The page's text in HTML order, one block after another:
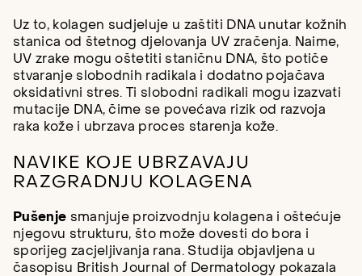
Uz to, kolagen sudjeluje u zaštiti DNA unutar kožnih
stanica od štetnog djelovanja UV zračenja. Naime,
UV zrake mogu oštetiti staničnu DNA, što potiče
stvaranje slobodnih radikala i dodatno pojačava
oksidativni stres. Ti slobodni radikali mogu izazvati
mutacije DNA, čime se povećava rizik od razvoja
raka kože i ubrzava proces starenja kože.
NAVIKE KOJE UBRZAVAJU
RAZGRADNJU KOLAGENA
Pušenje smanjuje proizvodnju kolagena i oštećuje
njegovu strukturu, što može dovesti do bora i
sporijeg zacjeljivanja rana. Studija objavljena u
časopisu British Journal of Dermatology pokazala